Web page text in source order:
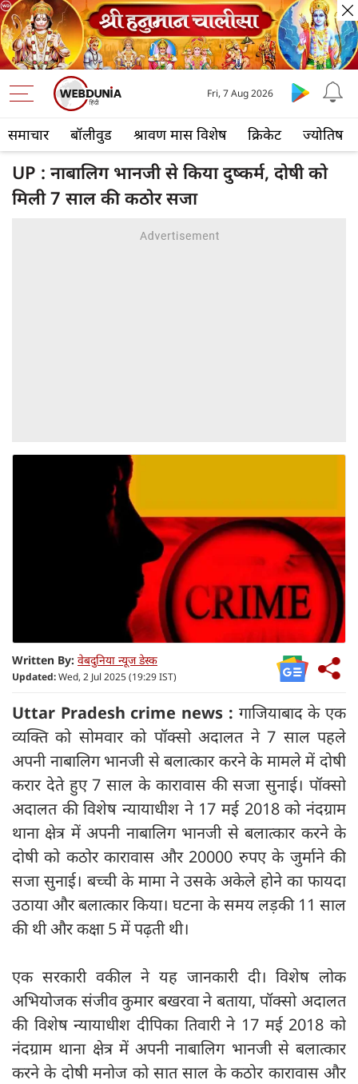
समाचार बॉलीवुड श्रावण मास विशेष क्रिकेट ज्योतिष
Fri, 7 Aug 2026
UP : नाबालिग भानजी से किया दुष्‍कर्म, दोषी को
मिली 7 साल की कठोर सजा
Written By: वेबदुनिया न्यूज डेस्क
Updated:Wed, 2 Jul 2025 (19:29 IST)
Uttar Pradesh crime news : गाजियाबाद के एक
व्यक्ति को सोमवार को पॉक्सो अदालत ने 7 साल पहले
अपनी नाबालिग भानजी से बलात्कार करने के मामले में दोषी
करार देते हुए 7 साल के कारावास की सजा सुनाई। पॉक्सो
अदालत की विशेष न्यायाधीश ने 17 मई 2018 को नंदग्राम
थाना क्षेत्र में अपनी नाबालिग भानजी से बलात्कार करने के
दोषी को कठोर कारावास और 20000 रुपए के जुर्माने की
सजा सुनाई। बच्ची के मामा ने उसके अकेले होने का फायदा
उठाया और बलात्कार किया। घटना के समय लड़की 11 साल
की थी और कक्षा 5 में पढ़ती थी।
एक सरकारी वकील ने यह जानकारी दी। विशेष लोक
अभियोजक संजीव कुमार बखरवा ने बताया, पॉक्सो अदालत
की विशेष न्यायाधीश दीपिका तिवारी ने 17 मई 2018 को
नंदग्राम थाना क्षेत्र में अपनी नाबालिग भानजी से बलात्कार
करने के दोषी मनोज को सात साल के कठोर कारावास और